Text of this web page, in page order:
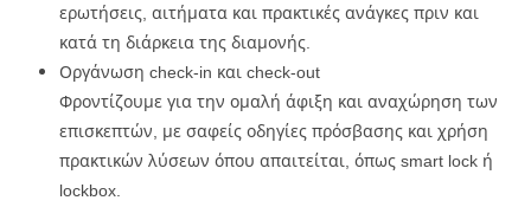
ερωτήσεις, αιτήματα και πρακτικές ανάγκες πριν και
κατά τη διάρκεια της διαμονής.
Οργάνωση check-in και check-out
Φροντίζουμε για την ομαλή άφιξη και αναχώρηση των
επισκεπτών, με σαφείς οδηγίες πρόσβασης και χρήση
πρακτικών λύσεων όπου απαιτείται, όπως smart lock ή
lockbox.